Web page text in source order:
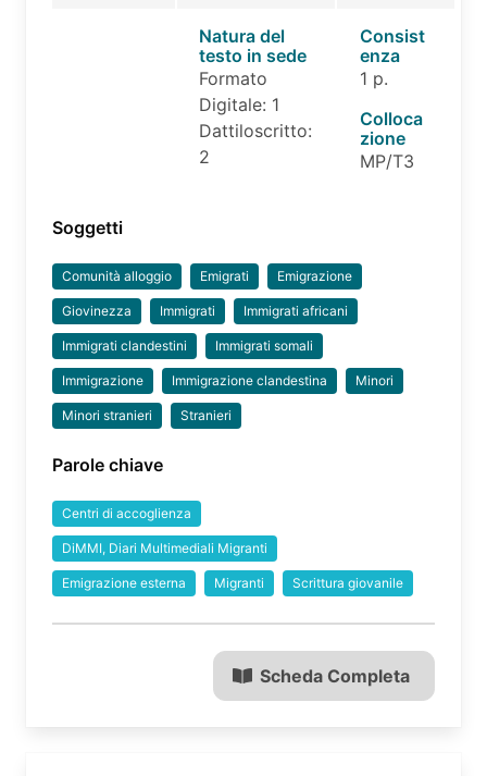
Natura del
testo in sede
Formato
Digitale: 1
Dattiloscritto:
2
Consist
enza
1 p.
Colloca
zione
MP/T3
Soggetti
Comunità alloggio Emigrati Emigrazione
Giovinezza Immigrati Immigrati africani
Immigrati clandestini Immigrati somali
Immigrazione Immigrazione clandestina Minori
Minori stranieri Stranieri
Parole chiave
Centri di accoglienza
DiMMI, Diari Multimediali Migranti
Emigrazione esterna Migranti Scrittura giovanile
Scheda Completa